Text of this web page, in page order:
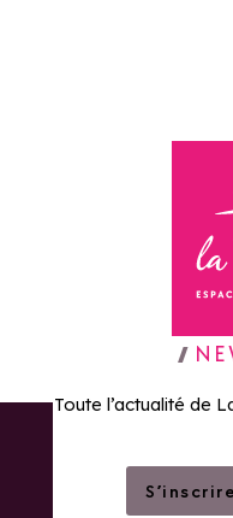
Toute l’actualité de